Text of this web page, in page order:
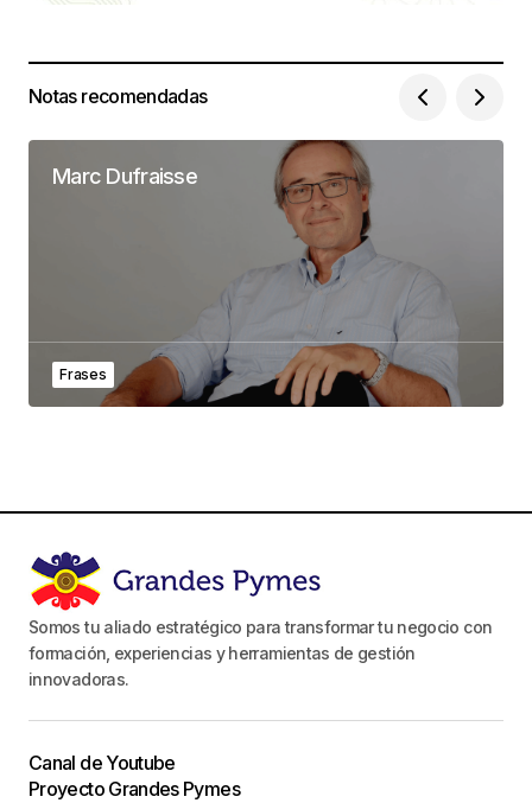
Notas recomendadas
Marc Dufraisse
Frases
Somos tu aliado estratégico para transformar tu negocio con
formación, experiencias y herramientas de gestión
innovadoras.
Canal de Youtube
Proyecto Grandes Pymes